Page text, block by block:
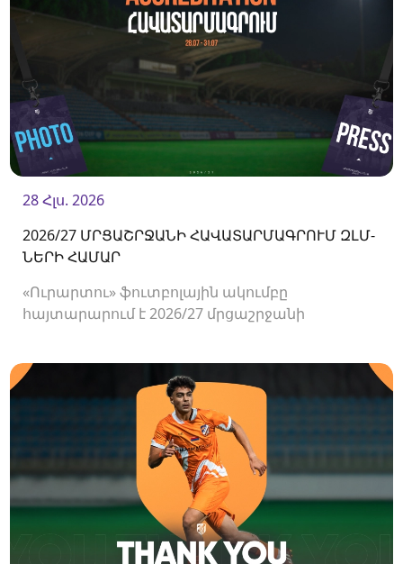
28 Հլս. 2026
2026/27 ՄՐՑԱՇՐՋԱՆԻ ՀԱՎԱՏԱՐՄԱԳՐՈՒՄ ԶԼՄ-
ՆԵՐԻ ՀԱՄԱՐ
«Ուրարտու» ֆուտբոլային ակումբը
հայտարարում է 2026/27 մրցաշրջանի
մեկնարկի մասին։